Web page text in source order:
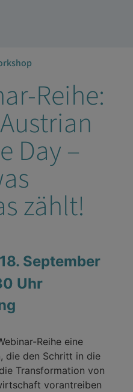
Reihe:
Day –
zählt!
September
Uhr
Reihe eine
die den Schritt in die
Transformation von
vorantreiben